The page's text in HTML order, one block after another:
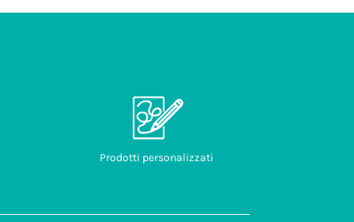
Prodotti personalizzati